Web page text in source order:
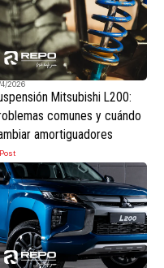
4/2026
Mitsubishi L200:
comunes y cuándo
amortiguadores
Post